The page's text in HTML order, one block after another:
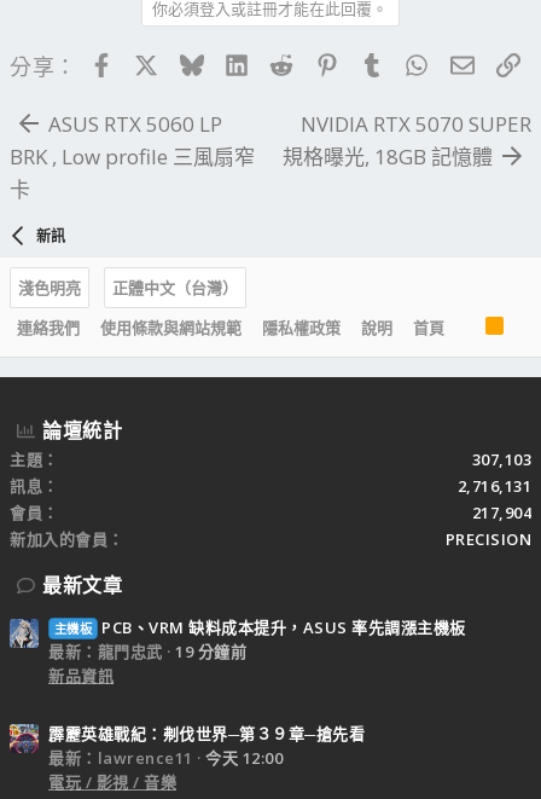
你必須登入或註冊才能在此回覆。
分享： FacebookBlueskyLinkedIn
Reddit PinterestTumblrWhatsApp
電子
ASUS RTX 5060 LP
BRK , Low profile 三風扇窄
卡
NVIDIA RTX 5070 SUPER
規格曝光, 18GB 記憶體
新訊
淺色明亮
正體中文（台灣）
連絡我們
使用條款與網站規範 隱私權政策 說明 首頁
R
S
S
論壇統計
主題
307,103
訊息
2,716,131
會員
217,904
新加入的會員
PRECISION
最新文章
主機板
PCB、VRM 缺料成本提升，ASUS 率先調漲主機板
最新：龍門忠武
19 分鐘前
新品資訊
霹靂英雄戰紀：刜伐世界─第３９章─搶先看
最新：lawrence11
今天 12:00
電玩 / 影視 / 音樂